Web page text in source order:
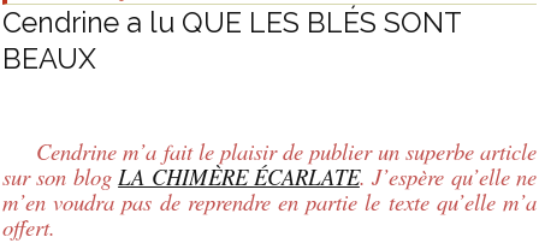
Cendrine a lu QUE LES BLÉS SONT
BEAUX
Cendrine m’a fait le plaisir de publier un superbe article
sur son blog LA CHIMÈRE ÉCARLATE. J’espère qu’elle ne
m’en voudra pas de reprendre en partie le texte qu’elle m’a
offert.